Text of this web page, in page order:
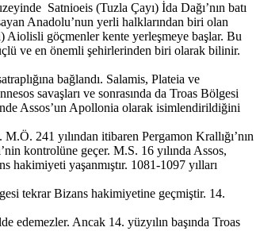
Satnioeis (Tuzla Çayı) İda Dağı’nın batı
Anadolu’nun yerli halklarından biri olan
Aiolisli göçmenler kente yerleşmeye başlar. Bu
ve en önemli şehirlerinden biri olarak bilinir.
bağlandı. Salamis, Plateia ve
savaşları ve sonrasında da Troas Bölgesi
Assos’un Apollonia olarak isimlendirildiğini
241 yılından itibaren Pergamon Krallığı’nın
kontrolüne geçer. M.S. 16 yılında Assos,
hakimiyeti yaşanmıştır. 1081-1097 yılları
tekrar Bizans hakimiyetine geçmiştir. 14.
edemezler. Ancak 14. yüzyılın başında Troas